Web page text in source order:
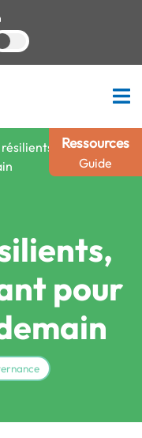
Ressources
Guide
agir
pour